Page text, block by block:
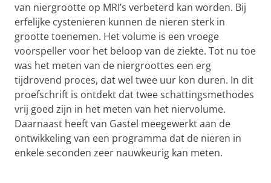
van niergrootte op MRI’s verbeterd kan worden. Bij
erfelijke cystenieren kunnen de nieren sterk in
grootte toenemen. Het volume is een vroege
voorspeller voor het beloop van de ziekte. Tot nu toe
was het meten van de niergroottes een erg
tijdrovend proces, dat wel twee uur kon duren. In dit
proefschrift is ontdekt dat twee schattingsmethodes
vrij goed zijn in het meten van het niervolume.
Daarnaast heeft van Gastel meegewerkt aan de
ontwikkeling van een programma dat de nieren in
enkele seconden zeer nauwkeurig kan meten.